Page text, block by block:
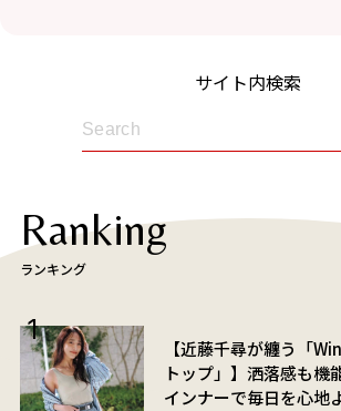
サイト内検索
Ranking
ランキング
【近藤千尋が纏う「
トップ」】洒落感も機
インナーで毎日を心地